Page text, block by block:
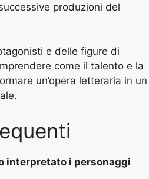
produzioni del
e delle figure di
come il talento e la
un’opera letteraria in un
interpretato i personaggi